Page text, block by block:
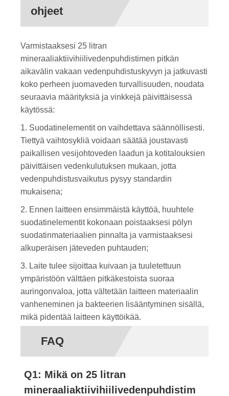
ohjeet
Varmistaaksesi 25 litran
mineraaliaktiivihiilivedenpuhdistimen pitkän
aikavälin vakaan vedenpuhdistuskyvyn ja jatkuvasti
koko perheen juomaveden turvallisuuden, noudata
seuraavia määrityksiä ja vinkkejä päivittäisessä
käytössä:
1. Suodatinelementit on vaihdettava säännöllisesti.
Tiettyä vaihtosykliä voidaan säätää joustavasti
paikallisen vesijohtoveden laadun ja kotitalouksien
päivittäisen vedenkulutuksen mukaan, jotta
vedenpuhdistusvaikutus pysyy standardin
mukaisena;
2. Ennen laitteen ensimmäistä käyttöä, huuhtele
suodatinelementit kokonaan poistaaksesi pölyn
suodatinmateriaalien pinnalta ja varmistaaksesi
alkuperäisen jäteveden puhtauden;
3. Laite tulee sijoittaa kuivaan ja tuuletettuun
ympäristöön välttäen pitkäkestoista suoraa
auringonvaloa, jotta vältetään laitteen materiaalin
vanheneminen ja bakteerien lisääntyminen sisällä,
mikä pidentää laitteen käyttöikää.
FAQ
Q1: Mikä on 25 litran
mineraaliaktiivihiilivedenpuhdistim